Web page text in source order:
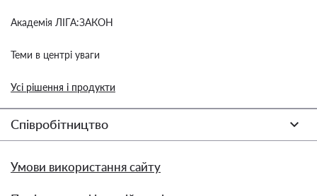
Академія ЛІГА:ЗАКОН
Теми в центрі уваги
Усі рішення і продукти
Співробітництво
Умови використання сайту